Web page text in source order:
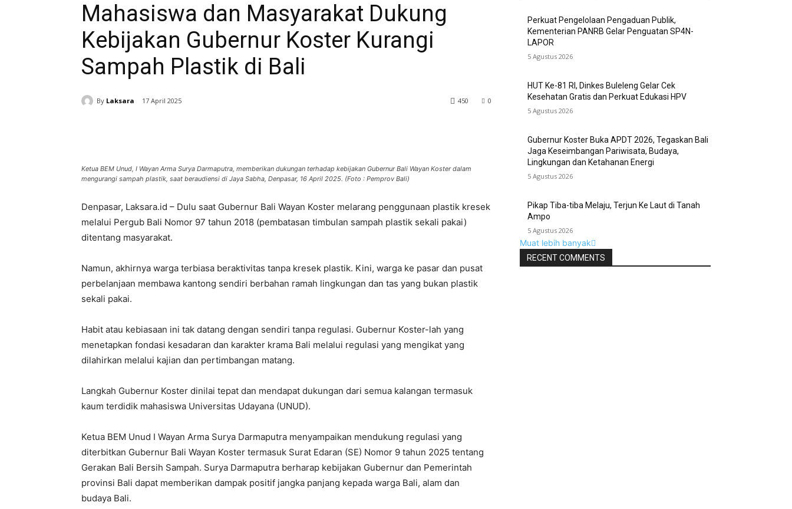
Mahasiswa dan Masyarakat Dukung
Kebijakan Gubernur Koster Kurangi
Sampah Plastik di Bali
By Laksara 17 April 2025 0
450
Ketua BEM Unud, I Wayan Arma Surya Darmaputra, memberikan dukungan terhadap kebijakan Gubernur Bali Wayan Koster dalam
mengurangi sampah plastik, saat beraudiensi di Jaya Sabha, Denpasar, 16 April 2025. (Foto : Pemprov Bali)
Denpasar, Laksara.id – Dulu saat Gubernur Bali Wayan Koster melarang penggunaan plastik kresek
melalui Pergub Bali Nomor 97 tahun 2018 (pembatasan timbulan sampah plastik sekali pakai)
ditentang masyarakat.
Namun, akhirnya warga terbiasa beraktivitas tanpa kresek plastik. Kini, warga ke pasar dan pusat
perbelanjaan membawa kantong sendiri berbahan ramah lingkungan dan tas yang bukan plastik
sekali pakai.
Habit atau kebiasaan ini tak datang dengan sendiri tanpa regulasi. Gubernur Koster-lah yang
menetapkan fondasi kesadaran dan karakter krama Bali melalui regulasi yang mengikat yang
dilahirkan melalui kajian dan pertimbangan matang.
Langkah Gubernur Koster dinilai tepat dan mendapat dukungan dari semua kalangan termasuk
kaum terdidik mahasiswa Universitas Udayana (UNUD).
Ketua BEM Unud I Wayan Arma Surya Darmaputra menyampaikan mendukung regulasi yang
diterbitkan Gubernur Bali Wayan Koster termasuk Surat Edaran (SE) Nomor 9 tahun 2025 tentang
Gerakan Bali Bersih Sampah. Surya Darmaputra berharap kebijakan Gubernur dan Pemerintah
provinsi Bali dapat memberikan dampak positif jangka panjang kepada warga Bali, alam dan
budaya Bali.
Perkuat Pengelolaan Pengaduan Publik,
Kementerian PANRB Gelar Penguatan SP4N-
LAPOR
5 Agustus 2026
HUT Ke-81 RI, Dinkes Buleleng Gelar Cek
Kesehatan Gratis dan Perkuat Edukasi HPV
5 Agustus 2026
Gubernur Koster Buka APDT 2026, Tegaskan Bali
Jaga Keseimbangan Pariwisata, Budaya,
Lingkungan dan Ketahanan Energi
5 Agustus 2026
Pikap Tiba-tiba Melaju, Terjun Ke Laut di Tanah
Ampo
5 Agustus 2026
Muat lebih banyak
RECENT COMMENTS